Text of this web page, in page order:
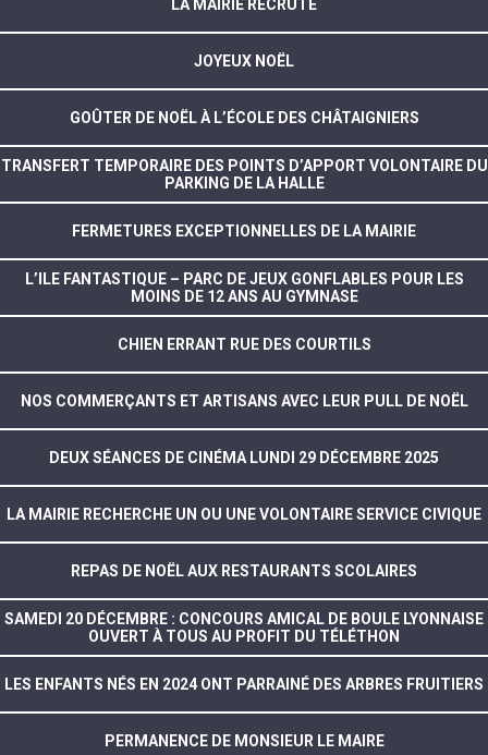
LA MAIRIE RECRUTE
JOYEUX NOËL
GOÛTER DE NOËL À L’ÉCOLE DES CHÂTAIGNIERS
TRANSFERT TEMPORAIRE DES POINTS D’APPORT VOLONTAIRE DU
PARKING DE LA HALLE
FERMETURES EXCEPTIONNELLES DE LA MAIRIE
L’ILE FANTASTIQUE – PARC DE JEUX GONFLABLES POUR LES
MOINS DE 12 ANS AU GYMNASE
CHIEN ERRANT RUE DES COURTILS
NOS COMMERÇANTS ET ARTISANS AVEC LEUR PULL DE NOËL
DEUX SÉANCES DE CINÉMA LUNDI 29 DÉCEMBRE 2025
LA MAIRIE RECHERCHE UN OU UNE VOLONTAIRE SERVICE CIVIQUE
REPAS DE NOËL AUX RESTAURANTS SCOLAIRES
SAMEDI 20 DÉCEMBRE : CONCOURS AMICAL DE BOULE LYONNAISE
OUVERT À TOUS AU PROFIT DU TÉLÉTHON
LES ENFANTS NÉS EN 2024 ONT PARRAINÉ DES ARBRES FRUITIERS
PERMANENCE DE MONSIEUR LE MAIRE